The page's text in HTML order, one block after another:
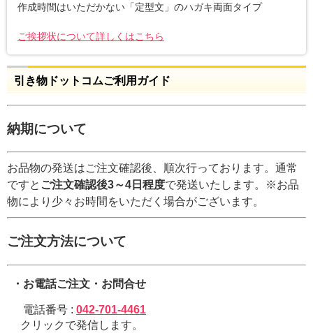
作成時間はいただかない「定型文」のハガキ両面タイプ
ご挨拶状について詳しくはこちら
引き物ドットコムご利用ガイド
納期について
お品物の発送はご注文確認後、順次行っております。通常
ですと ご注文確認後3～4日程度で発送いたします。※お品
物により少々お時間をいただく場合がございます。
ご注文方法について
・お電話ご注文・お問合せ
電話番号 : 042-701-4461
クリックで発信します。